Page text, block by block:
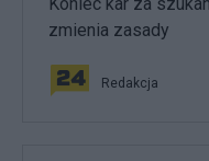
zmienia zasady
Redakcja